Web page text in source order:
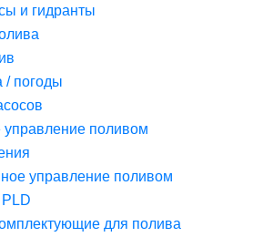
и гидранты
/ погоды
управление поливом
управление поливом
для полива